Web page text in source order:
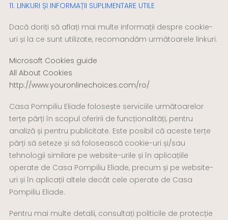
11. LINKURI ȘI INFORMAȚII SUPLIMENTARE UTILE
Dacă doriți să aflați mai multe informații despre cookie-
uri și la ce sunt utilizate, recomandăm următoarele linkuri:
Microsoft Cookies guide
All About Cookies
http://www.youronlinechoices.com/ro/
Casa Pompiliu Eliade folosește serviciile următoarelor
terțe părți în scopul oferirii de funcționalități, pentru
analiză și pentru publicitate. Este posibil că aceste terțe
părți să seteze și să folosească cookie-uri și/sau
tehnologii similare pe website-urile și în aplicațiile
operate de Casa Pompiliu Eliade, precum și pe website-
uri și în aplicații altele decât cele operate de Casa
Pompiliu Eliade.
Pentru mai multe detalii, consultați politicile de protecție